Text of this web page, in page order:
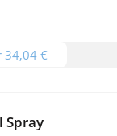
34,04 €
Spray